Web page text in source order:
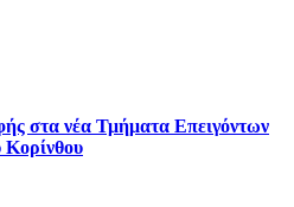
στα νέα Τμήματα Επειγόντων
Κορίνθου